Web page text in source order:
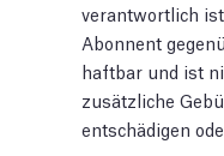
verantwortlich
Abonnent
haftbar und ist
zusätzliche
entschädigen